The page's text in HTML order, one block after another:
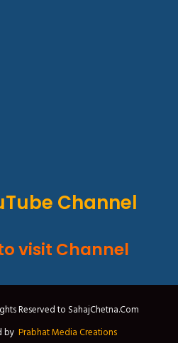
Channel
visit Channel
Reserved to SahajChetna.Com
by Prabhat Media Creations